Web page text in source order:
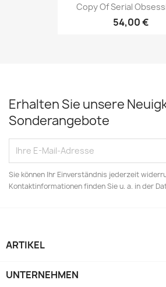
Copy Of Serial
54,00 €
Erhalten Sie unsere
Sonderangebote
Sie können Ihr Einverständnis jederzeit
Kontaktinformationen finden Sie u. a. in der
ARTIKEL
UNTERNEHMEN